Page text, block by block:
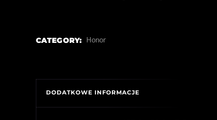
CATEGORY: Honor
DODATKOWE INFORMACJE